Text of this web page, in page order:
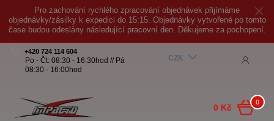
Pro zachování rychlého zpracování objednávek přijímáme
objednávky/zásilky k expedici do 15:15. Objednávky vytvořené po tomto
čase budou odeslány následující pracovní den. Děkujeme za pochopení.
CZK
+420 724 114 604
Po - Čt: 08:30 - 16:30hod // Pá
08:30 - 16:00hod
0
0 Kč